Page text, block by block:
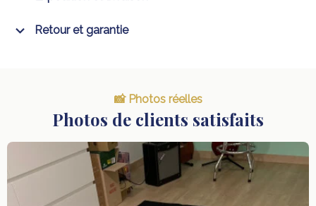
Retour et garantie
📸 Photos réelles
Photos de clients satisfaits